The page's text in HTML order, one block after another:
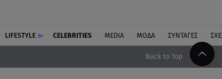
LIFESTYLE CELEBRITIES MEDIA ΜΟΔΑ ΣΥΝΤΑΓΕΣ
Back to Top